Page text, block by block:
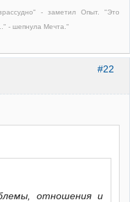
- заметил Опыт. "Это
- шепнула Мечта."
#22
отношения и